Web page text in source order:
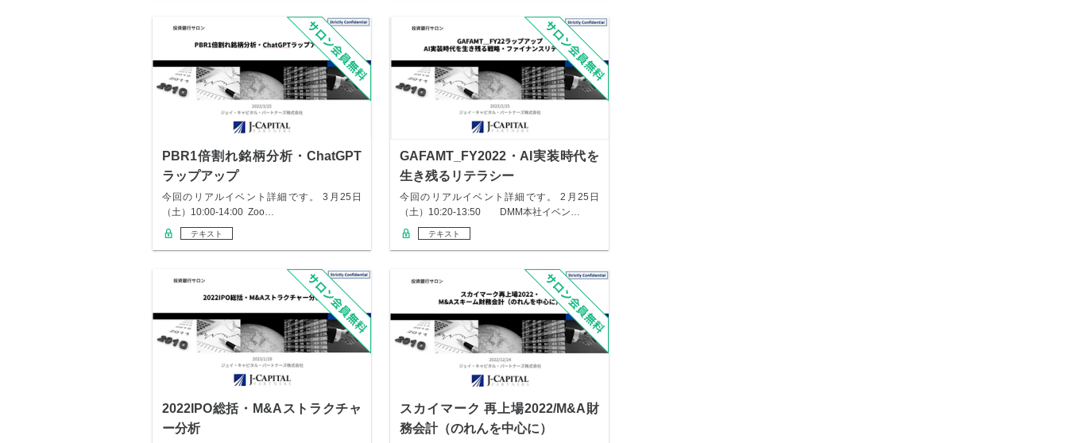
PBR1倍割れ銘柄分析・ChatGPT
ラップアップ
今回のリアルイベント詳細です。 3月25日
（土）10:00-14:00 Zoo…
テキスト
GAFAMT_FY2022・AI実装時代を
生き残るリテラシー
今回のリアルイベント詳細です。 2月25日
（土）10:20-13:50 DMM本社イベン…
テキスト
2022IPO総括・M&Aストラクチャ
ー分析
スカイマーク 再上場2022/M&A財
務会計（のれんを中心に）